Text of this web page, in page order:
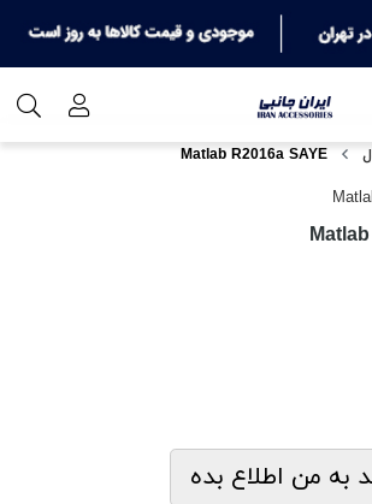
Matlab R2016a SAYE
به من اطلاع بده